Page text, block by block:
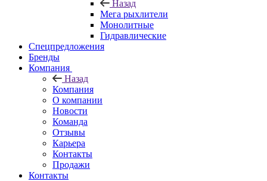
Назад
Мега рыхлители
Монолитные
Гидравлические
Спецпредложения
Бренды
Компания
Назад
Компания
О компании
Новости
Команда
Отзывы
Карьера
Контакты
Продажи
Контакты